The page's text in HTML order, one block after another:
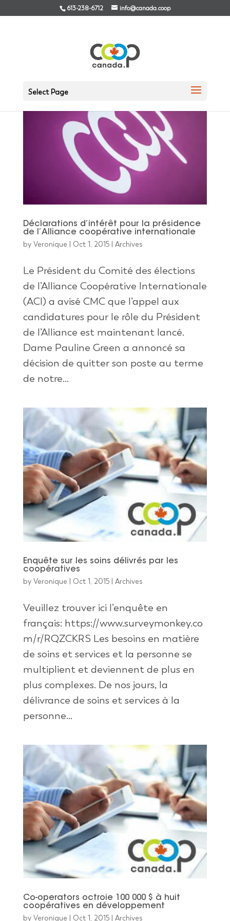
613-238-6712 info@canada.coop
Select Page
Déclarations d’intérêt pour la présidence
de l’Alliance coopérative internationale
by Veronique Oct 1, 2015| Archives
Le Président du Comité des élections
de l’Alliance Coopérative Internationale
(ACI) a avisé CMC que l’appel aux
candidatures pour le rôle du Président
de l’Alliance est maintenant lancé.
Dame Pauline Green a annoncé sa
décision de quitter son poste au terme
de notre...
Enquête sur les soins délivrés par les
coopératives
by Veronique | Oct 1, 2015| Archives
Veuillez trouver ici l’enquête en
français: https://www.surveymonkey.co
m/r/RQZCKRS Les besoins en matière
de soins et services et la personne se
multiplient et deviennent de plus en
plus complexes. De nos jours, la
délivrance de soins et services à la
personne...
Co-operators octroie 100 000 $ à huit
coopératives en développement
by Veronique | Oct 1, 2015| Archives